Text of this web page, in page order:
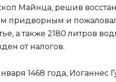
Майнца, решив
придворным и
а также 2180 литров
от налогов.
1468 года, Иоганнес